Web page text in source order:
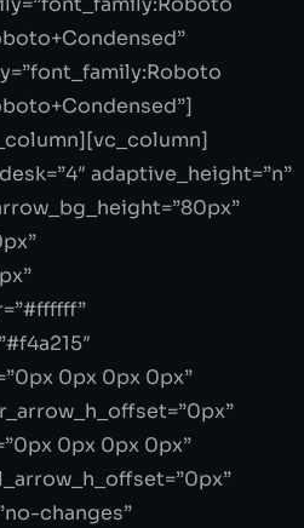
adaptive_height=”n”
0px 0px 0px”
0px 0px 0px”
changes”